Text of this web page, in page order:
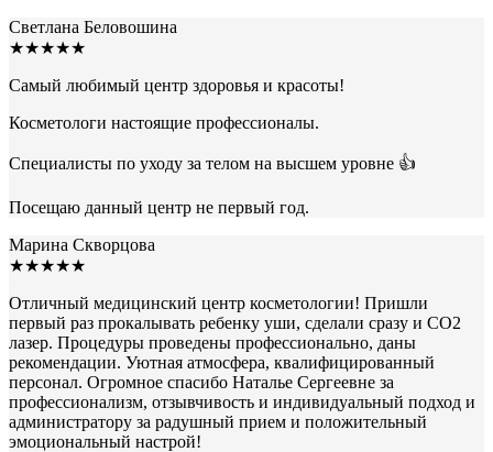
Светлана Беловошина
★★★★★
Самый любимый центр здоровья и красоты!
Косметологи настоящие профессионалы.
Специалисты по уходу за телом на высшем уровне 👍
Посещаю данный центр не первый год.
Марина Скворцова
★★★★★
Отличный медицинский центр косметологии! Пришли
первый раз прокалывать ребенку уши, сделали сразу и СО2
лазер. Процедуры проведены профессионально, даны
рекомендации. Уютная атмосфера, квалифицированный
персонал. Огромное спасибо Наталье Сергеевне за
профессионализм, отзывчивость и индивидуальный подход и
администратору за радушный прием и положительный
эмоциональный настрой!